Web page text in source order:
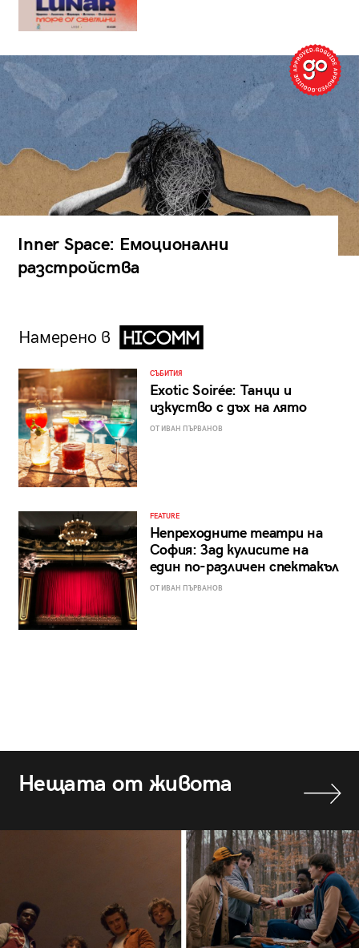
Inner Space: Емоционални
разстройства
Намерено в
СЪБИТИЯ
Exotic Soirée: Танци и
изкуство с дъх на лято
ОТ ИВАН ПЪРВАНОВ
FEATURE
Непреходните театри на
София: Зад кулисите на
един по-различен спектакъл
ОТ ИВАН ПЪРВАНОВ
Нещата от живота